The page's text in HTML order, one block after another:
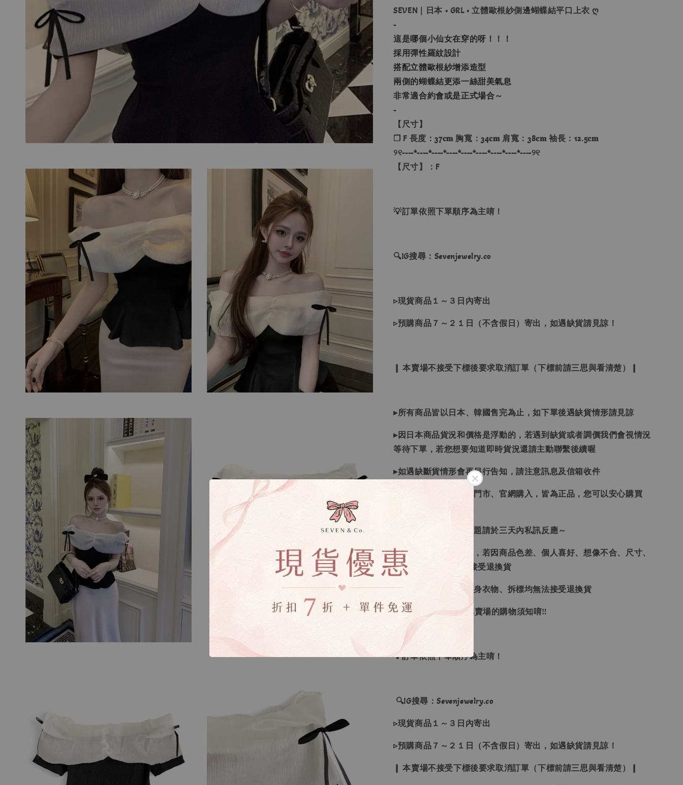
SEVEN｜日本 • GRL • 立體歐根紗側邊蝴蝶結平口上衣 ღ
-
這是哪個小仙女在穿的呀！！！
採用彈性羅紋設計
搭配立體歐根紗增添造型
兩側的蝴蝶結更添一絲甜美氣息
非常適合約會或是正式場合～
-
【尺寸】
❐ F 長度：37𝐜𝐦 胸寬：34𝐜𝐦 肩寬：38𝐜𝐦 袖長：12.5𝐜𝐦
୨୧----*----*----*----*----*----*----*----*----୨୧
【尺寸】：F
💡訂單依照下單順序為主唷！
🔍IG搜尋：Sevenjewelry.co
▹現貨商品１～３日內寄出
▹預購商品７～２１日（不含假日）寄出，如遇缺貨請見諒！
❙ 本賣場不接受下標後要求取消訂單（下標前請三思與看清楚）❙
▸所有商品皆以日本、韓國售完為止，如下單後遇缺貨情形請見諒
▸因日本商品貨況和價格是浮動的，若遇到缺貨或者調價我們會視情況
等待下單，若您想要知道即時貨況還請主動聯繫後續喔
▸如遇缺斷貨情形會再另行告知，請注意訊息及信箱收件
▸商品皆由日本、韓國門市、官網購入，皆為正品，您可以安心購買
▸商品收到後有任何問題請於三天內私訊反應～
▸全商品圖片僅供參考，若因商品色差、個人喜好、想像不合、尺寸、
下單錯誤者，一律不接受退換貨
▸下水過後的商品、貼身衣物、拆標均無法接受退換貨
‼下單表示同意🫶🏻本賣場的購物須知唷‼
💡訂單依照下單順序為主唷！
🔍IG搜尋：Sevenjewelry.co
▹現貨商品１～３日內寄出
▹預購商品７～２１日（不含假日）寄出，如遇缺貨請見諒！
❙ 本賣場不接受下標後要求取消訂單（下標前請三思與看清楚）❙